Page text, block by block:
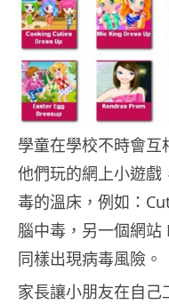
學童在學校不時會
他們玩的網上小遊戲
毒的溫床，例如：
腦中毒，另一個網
同樣出現病毒風險。
家長讓小朋友在自